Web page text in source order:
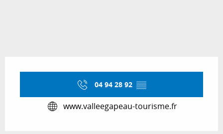
04 94 28 92 ▒▒
www.valleegapeau-tourisme.fr